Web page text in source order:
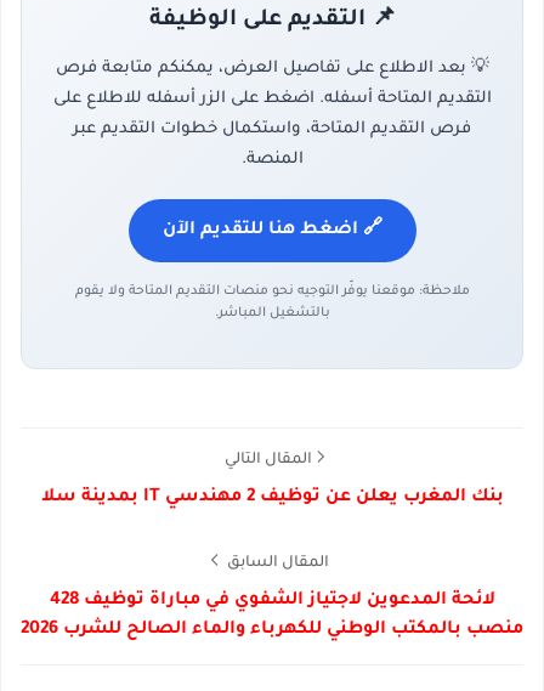
📌 التقديم على الوظيفة
💡 بعد الاطلاع على تفاصيل العرض، يمكنكم متابعة فرص
التقديم المتاحة أسفله. اضغط على الزر أسفله للاطلاع على
فرص التقديم المتاحة، واستكمال خطوات التقديم عبر
المنصة.
🔗 اضغط هنا للتقديم الآن
ملاحظة: موقعنا يوفّر التوجيه نحو منصات التقديم المتاحة ولا يقوم
بالتشغيل المباشر.
المقال التالي
بنك المغرب يعلن عن توظيف 2 مهندسي IT بمدينة سلا
المقال السابق
لائحة المدعوين لاجتياز الشفوي في مباراة توظيف 428
منصب بالمكتب الوطني للكهرباء والماء الصالح للشرب 2026